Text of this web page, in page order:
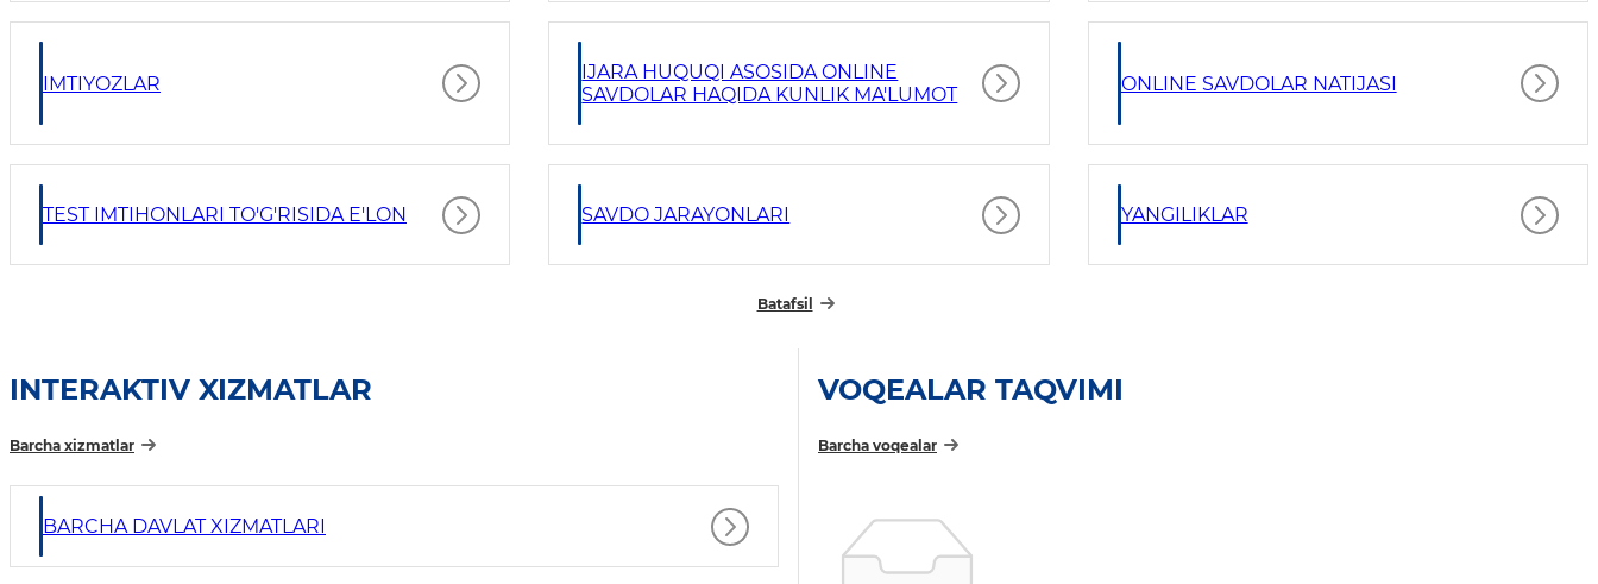
IMTIYOZLAR
IJARA HUQUQI ASOSIDA ONLINE
SAVDOLAR HAQIDA KUNLIK MA'LUMOT
ONLINE SAVDOLAR NATIJASI
TEST IMTIHONLARI TO'G'RISIDA E'LON SAVDO JARAYONLARI YANGILIKLAR
Batafsil
INTERAKTIV XIZMATLAR
Barcha xizmatlar
BARCHA DAVLAT XIZMATLARI
VOQEALAR TAQVIMI
Barcha voqealar